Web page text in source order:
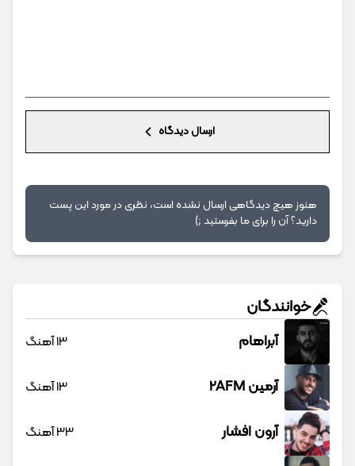
ارسال دیدگاه
هنوز هیچ دیدگاهی ارسال نشده است، نظری در مورد این پست
دارید؟ آن را برای ما بفرستید ;)
خوانندگان
آبراهام 13 آهنگ
آرمین 2AFM 13 آهنگ
آرون افشار 33 آهنگ